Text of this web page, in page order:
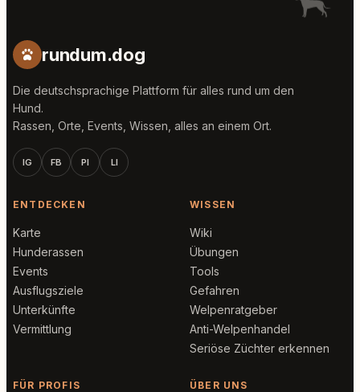
rundum.dog
Die deutschsprachige Plattform für alles rund um den
Hund.
Rassen, Orte, Events, Wissen, alles an einem Ort.
IG FB PI LI
ENTDECKEN
Karte
Hunderassen
Events
Ausflugsziele
Unterkünfte
Vermittlung
WISSEN
Wiki
Übungen
Tools
Gefahren
Welpenratgeber
Anti-Welpenhandel
Seriöse Züchter erkennen
FÜR PROFIS ÜBER UNS